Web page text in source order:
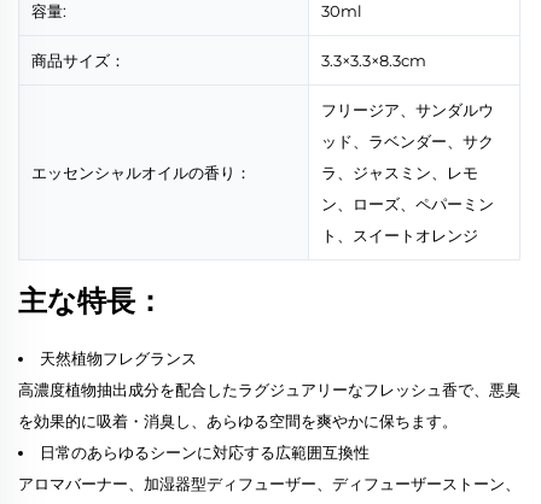
容量: 30ml
商品サイズ： 3.3×3.3×8.3cm
エッセンシャルオイルの香り：
フリージア、サンダルウ
ッド、ラベンダー、サク
ラ、ジャスミン、レモ
ン、ローズ、ペパーミン
ト、スイートオレンジ
主な特長：
天然植物フレグランス
高濃度植物抽出成分を配合したラグジュアリーなフレッシュ香で、悪臭
を効果的に吸着・消臭し、あらゆる空間を爽やかに保ちます。
日常のあらゆるシーンに対応する広範囲互換性
アロマバーナー、加湿器型ディフューザー、ディフューザーストーン、